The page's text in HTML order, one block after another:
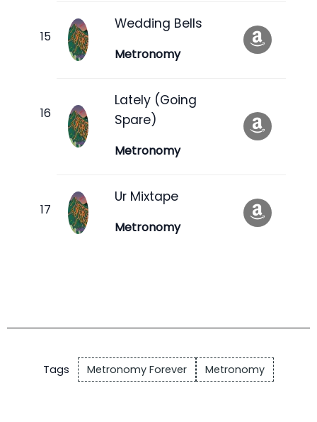
Wedding Bells
Metronomy
Lately (Going
Spare)
Metronomy
Ur Mixtape
Metronomy
Tags Metronomy Forever Metronomy